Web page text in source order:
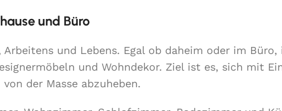
und Büro
und Lebens. Egal ob daheim oder im
und Wohndekor. Ziel ist es, sich mit
der Masse abzuheben.